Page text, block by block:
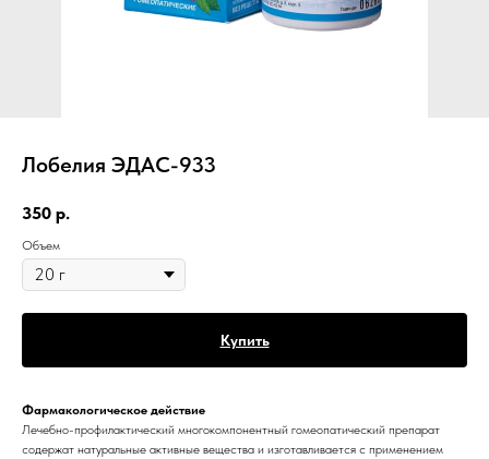
Лобелия ЭДАС-933
350 р.
Объем
Купить
Фармакологическое действие
Лечебно-профилактический многокомпонентный гомеопатический препарат
содержат натуральные активные вещества и изготавливается с применением